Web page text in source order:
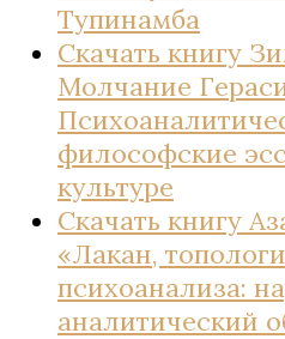
Тупинамба
Скачать книгу
Молчание
философские
культуре
Скачать книгу
«Лакан,
психоанализа:
аналитический